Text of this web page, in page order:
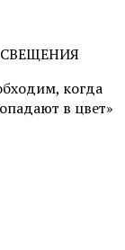
когда
в цвет»